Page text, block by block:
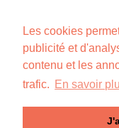
Les cookies
publicité et
contenu et les
trafic. En savoir